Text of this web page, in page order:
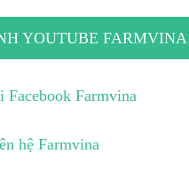
YOUTUBE FARMVINA
Facebook Farmvina
hệ Farmvina